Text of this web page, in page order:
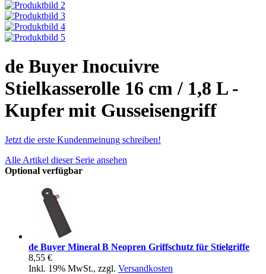
de Buyer Inocuivre
Stielkasserolle 16 cm / 1,8 L -
Kupfer mit Gusseisengriff
Jetzt die erste Kundenmeinung schreiben!
Alle Artikel dieser Serie ansehen
Optional verfügbar
de Buyer Mineral B Neopren Griffschutz für Stielgriffe
8,55 €
Inkl. 19% MwSt., zzgl. Versandkosten